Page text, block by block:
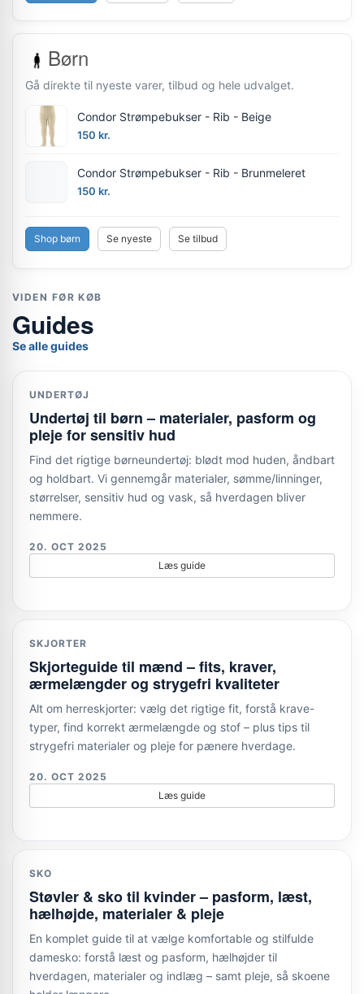
Børn
Gå direkte til nyeste varer, tilbud og hele udvalget.
Condor Strømpebukser - Rib - Beige
150 kr.
Condor Strømpebukser - Rib - Brunmeleret
150 kr.
Shop børn Se nyeste Se tilbud
VIDEN FØR KØB
Guides
Se alle guides
UNDERTØJ
Undertøj til børn – materialer, pasform og
pleje for sensitiv hud
Find det rigtige børneundertøj: blødt mod huden, åndbart
og holdbart. Vi gennemgår materialer, sømme/linninger,
størrelser, sensitiv hud og vask, så hverdagen bliver
nemmere.
20. OCT 2025
Læs guide
SKJORTER
Skjorteguide til mænd – fits, kraver,
ærmelængder og strygefri kvaliteter
Alt om herreskjorter: vælg det rigtige fit, forstå krave-
typer, find korrekt ærmelængde og stof – plus tips til
strygefri materialer og pleje for pænere hverdage.
20. OCT 2025
Læs guide
SKO
Støvler & sko til kvinder – pasform, læst,
hælhøjde, materialer & pleje
En komplet guide til at vælge komfortable og stilfulde
damesko: forstå læst og pasform, hælhøjder til
hverdagen, materialer og indlæg – samt pleje, så skoene